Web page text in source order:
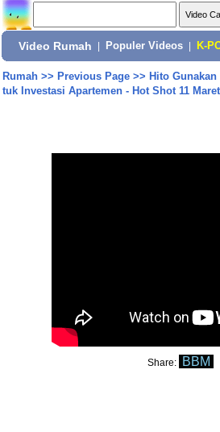
Video Rumah Populer Videos K-
Rumah>> Previous Page>> Hito
tuk Investasi Apartemen - Hot Shot 11
Share: BBM